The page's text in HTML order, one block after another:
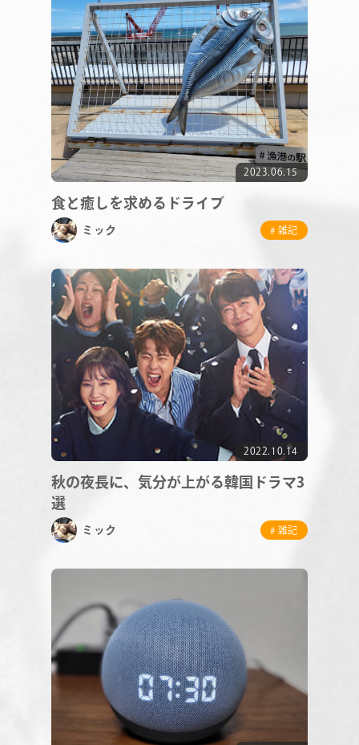
STAFF BLOG
NEWS
CONTACT
RECRUIT
2023.06.15
食と癒しを求めるドライブ
ミック # 雑記
2022.10.14
秋の夜長に、気分が上がる韓国ドラマ3
選
ミック # 雑記